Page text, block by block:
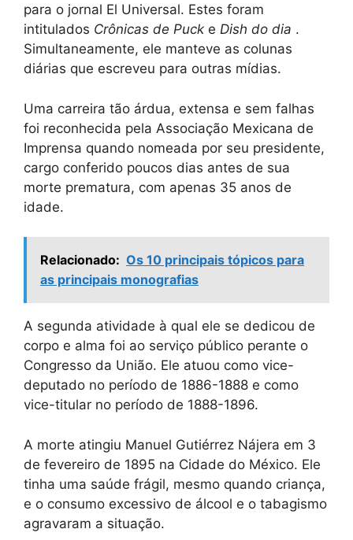
para o jornal El Universal. Estes foram
intitulados Crônicas de Puck e Dish do dia .
Simultaneamente, ele manteve as colunas
diárias que escreveu para outras mídias.
Uma carreira tão árdua, extensa e sem falhas
foi reconhecida pela Associação Mexicana de
Imprensa quando nomeada por seu presidente,
cargo conferido poucos dias antes de sua
morte prematura, com apenas 35 anos de
idade.
Relacionado: Os 10 principais tópicos para
as principais monografias
A segunda atividade à qual ele se dedicou de
corpo e alma foi ao serviço público perante o
Congresso da União. Ele atuou como vice-
deputado no período de 1886-1888 e como
vice-titular no período de 1888-1896.
A morte atingiu Manuel Gutiérrez Nájera em 3
de fevereiro de 1895 na Cidade do México. Ele
tinha uma saúde frágil, mesmo quando criança,
e o consumo excessivo de álcool e o tabagismo
agravaram a situação.